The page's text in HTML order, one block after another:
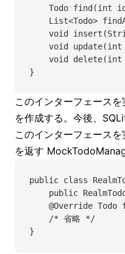
Todo find(int
List<Todo>
void
void
void delete(int
}
このインターフェース
を作成する。今後、
このインターフェース
を返す
public class
public
@Override Todo
    /* 省略 */
}